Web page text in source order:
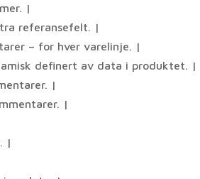
|
referansefelt. |
– for hver varelinje. |
definert av data i produktet. |
|
|
|